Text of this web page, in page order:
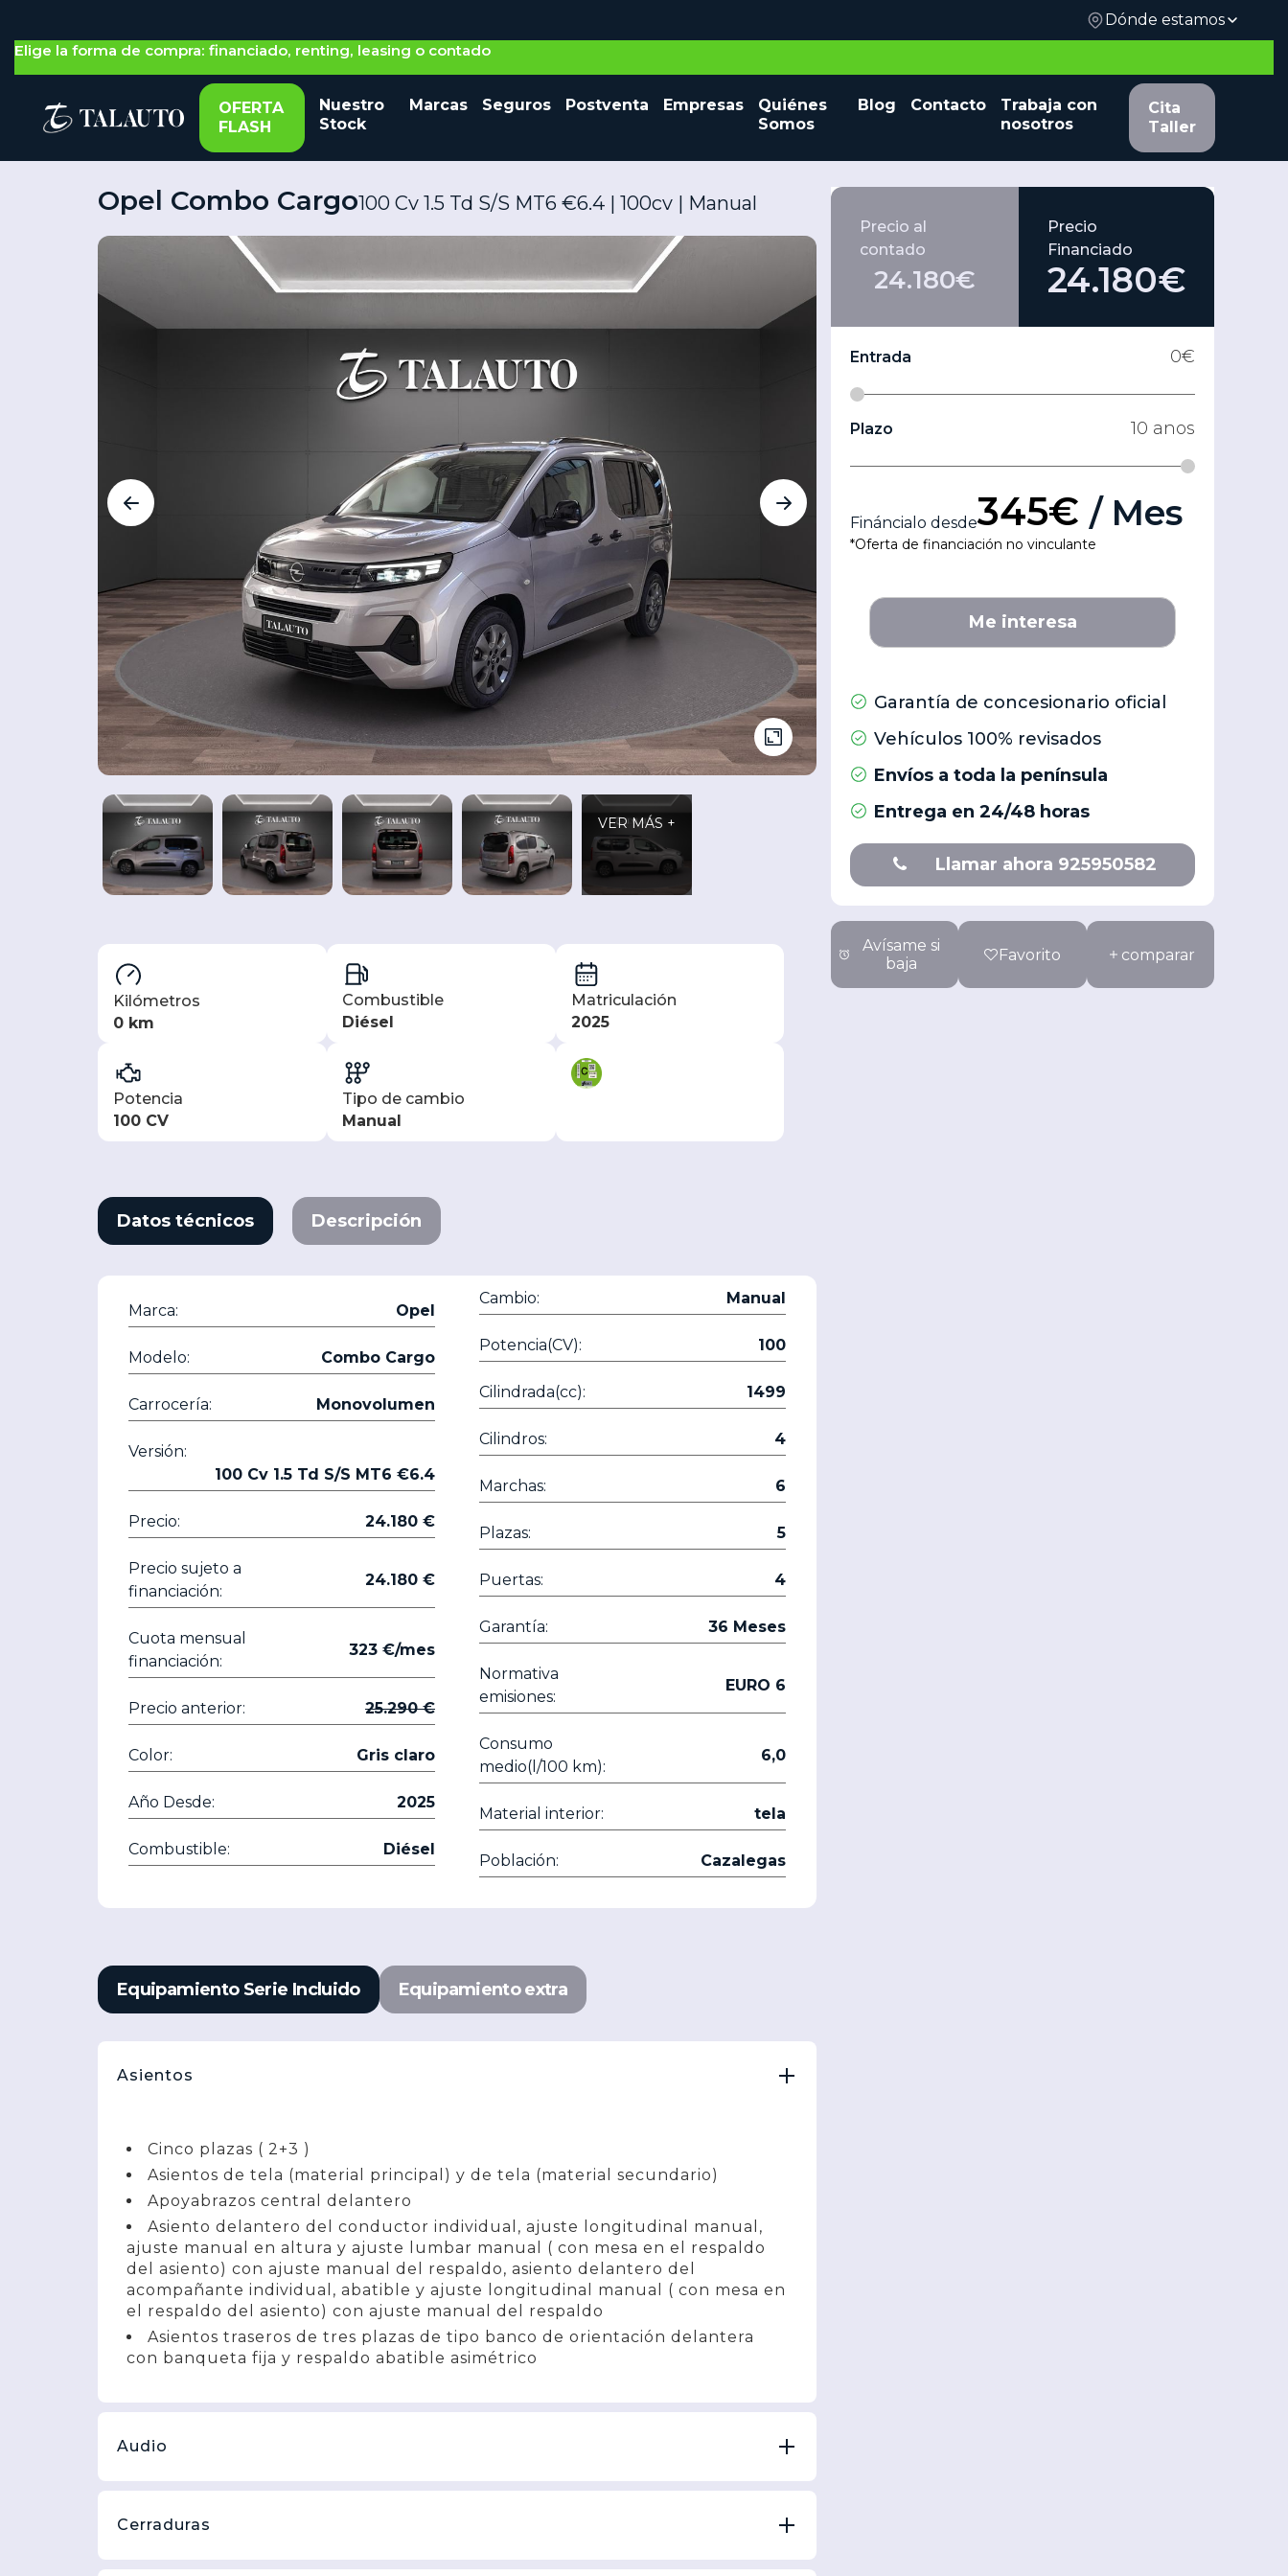
Dónde estamos
Elige la forma de compra: financiado, renting, leasing o contado
OFERTA
FLASH
Nuestro
Stock
Marcas Seguros Postventa Empresas
Quiénes
Somos
Blog Contacto
Trabaja con
nosotros
Cita
Taller
Vehículos nuevos
Seminuevos y
Ocasión
Cita Taller
Opel Combo Cargo100 Cv 1.5 Td S/S MT6 €6.4 | 100cv | Manual
VER MÁS +
Kilómetros
0 km
Combustible
Diésel
Matriculación
2025
Potencia
100 CV
Tipo de cambio
Manual
Precio al
contado
24.180€
Precio
Financiado
24.180€
Entrada 0€
Plazo 10 anos
Fináncialo desde345€ / Mes
*Oferta de financiación no vinculante
Me interesa
Garantía de concesionario oficial
Vehículos 100% revisados
Envíos a toda la península
Entrega en 24/48 horas
Llamar ahora 925950582
Avísame si
baja
Favorito comparar
Datos técnicos Descripción
Marca: Opel
Modelo: Combo Cargo
Carrocería: Monovolumen
Versión:
100 Cv 1.5 Td S/S MT6 €6.4
Precio: 24.180 €
Precio sujeto a
financiación:
24.180 €
Cuota mensual
financiación:
323 €/mes
Precio anterior: 25.290 €
Color: Gris claro
Año Desde: 2025
Combustible: Diésel
Cambio: Manual
Potencia(CV): 100
Cilindrada(cc): 1499
Cilindros: 4
Marchas: 6
Plazas: 5
Puertas: 4
Garantía: 36 Meses
Normativa
emisiones:
EURO 6
Consumo
medio(l/100 km):
6,0
Material interior: tela
Población: Cazalegas
Equipamiento Serie Incluido Equipamiento extra
Asientos
Cinco plazas ( 2+3 )
Asientos de tela (material principal) y de tela (material secundario)
Apoyabrazos central delantero
Asiento delantero del conductor individual, ajuste longitudinal manual,
ajuste manual en altura y ajuste lumbar manual ( con mesa en el respaldo
del asiento) con ajuste manual del respaldo, asiento delantero del
acompañante individual, abatible y ajuste longitudinal manual ( con mesa en
el respaldo del asiento) con ajuste manual del respaldo
Asientos traseros de tres plazas de tipo banco de orientación delantera
con banqueta fija y respaldo abatible asimétrico
Audio
Cerraduras